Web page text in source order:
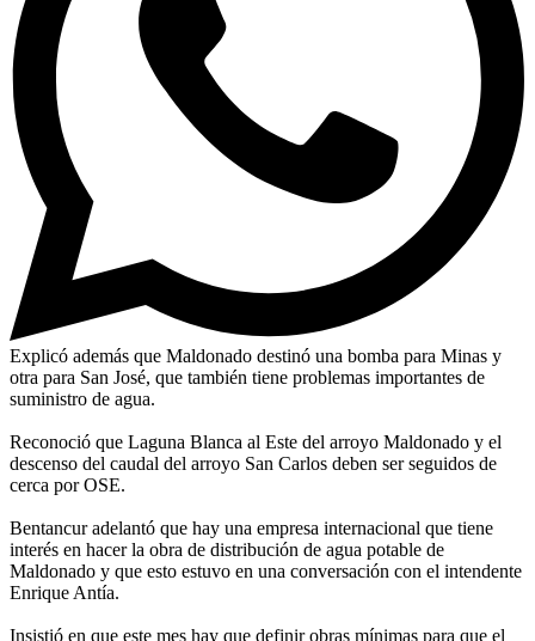
Explicó además que Maldonado destinó una bomba para Minas y
otra para San José, que también tiene problemas importantes de
suministro de agua.
Reconoció que Laguna Blanca al Este del arroyo Maldonado y el
descenso del caudal del arroyo San Carlos deben ser seguidos de
cerca por OSE.
Bentancur adelantó que hay una empresa internacional que tiene
interés en hacer la obra de distribución de agua potable de
Maldonado y que esto estuvo en una conversación con el intendente
Enrique Antía.
Insistió en que este mes hay que definir obras mínimas para que el